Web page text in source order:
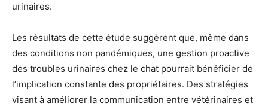
urinaires.
Les résultats de cette étude suggèrent que, même dans
des conditions non pandémiques, une gestion proactive
des troubles urinaires chez le chat pourrait bénéficier de
l’implication constante des propriétaires. Des stratégies
visant à améliorer la communication entre vétérinaires et